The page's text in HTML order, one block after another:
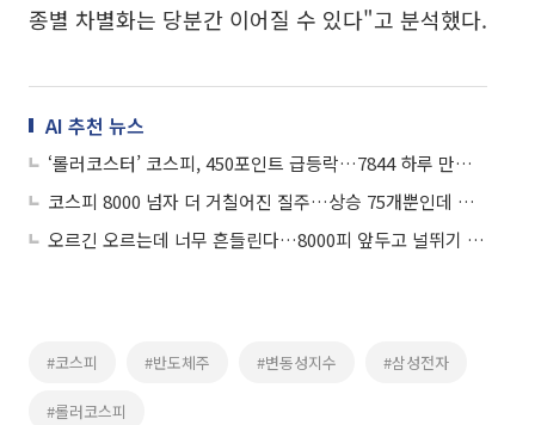
종별 차별화는 당분간 이어질 수 있다"고 분석했다.
AI 추천 뉴스
‘롤러코스터’ 코스피, 450포인트 급등락…7844 하루 만에 또 사상 최고치
코스피 8000 넘자 더 거칠어진 질주…상승 75개뿐인데 지수는 신고가
오르긴 오르는데 너무 흔들린다…8000피 앞두고 널뛰기 장세에 불안감 ‘확대’
#코스피 #반도체주 #변동성지수 #삼성전자
#롤러코스피